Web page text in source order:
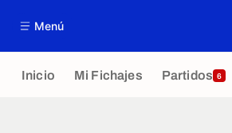
Menú
Inicio Mi Fichajes Partidos 6